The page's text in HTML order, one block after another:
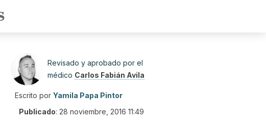
Revisado y aprobado por el
médico Carlos Fabián Avila
Escrito por Yamila Papa Pintor
Publicado: 28 noviembre, 2016 11:49